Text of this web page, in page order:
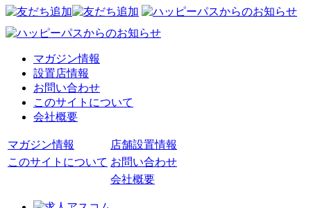
マガジン情報
設置店情報
お問い合わせ
このサイトについて
会社概要
マガジン情報
店舗設置情報
このサイトについて お問い合わせ
会社概要